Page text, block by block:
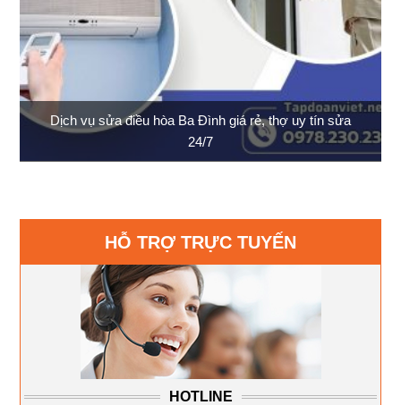
Dịch vụ sửa điều hòa Ba Đình giá rẻ, thợ uy tín sửa
24/7
HỖ TRỢ TRỰC TUYẾN
HOTLINE